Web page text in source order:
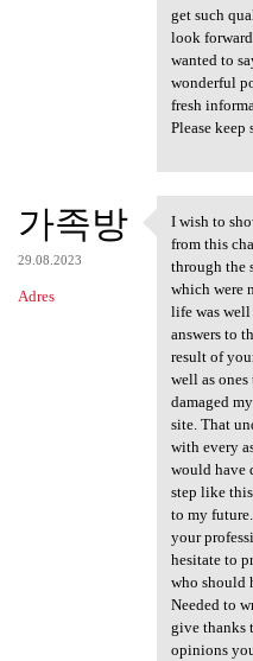
get such
look
wanted to
wonderful
fresh
Please keep
가족방
29.08.2023
Adres
I wish to
I wish to
from this
through the
which were
life was
answers to
result of
well as
damaged
site. That
with every
would have
step like
to my
your
hesitate to
who should
Needed to
give thanks
opinions